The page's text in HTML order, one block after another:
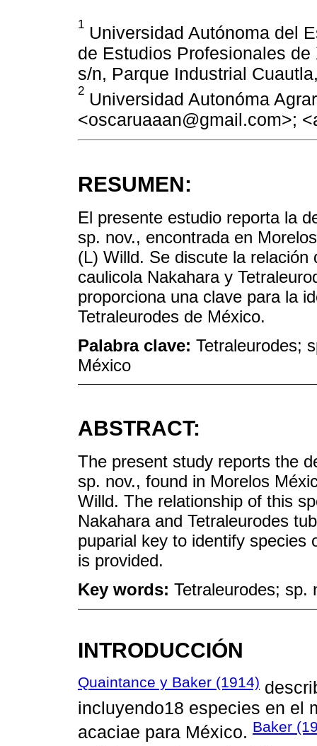
1 Universidad Autónoma del
de Estudios Profesionales
s/n, Parque Industrial
2 Universidad Autonóma
<oscaruaaan@gmail.com>;
RESUMEN:
El presente estudio reporta la
sp. nov., encontrada en
(L) Willd. Se discute la relación
caulicola Nakahara y
proporciona una clave para la
Tetraleurodes de México.
Palabra clave: Tetraleurodes;
México
ABSTRACT:
The present study reports the
sp. nov., found in Morelos
Willd. The relationship of this
Nakahara and Tetraleurodes
puparial key to identify species
is provided.
Key words: Tetraleurodes; sp.
INTRODUCCIÓN
Quaintance y Baker (1914)
incluyendo18 especies en el
acaciae para México. Baker